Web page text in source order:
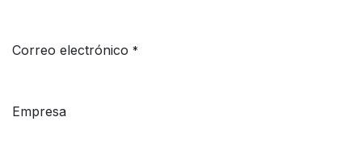
Correo electrónico *
Empresa